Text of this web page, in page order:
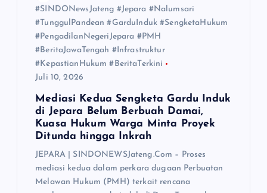
#SINDONewsJateng #Jepara #Nalumsari
#TunggulPandean #GarduInduk #SengketaHukum
#PengadilanNegeriJepara #PMH
#BeritaJawaTengah #Infrastruktur
#KepastianHukum #BeritaTerkini
Juli 10, 2026
Mediasi Kedua Sengketa Gardu Induk
di Jepara Belum Berbuah Damai,
Kuasa Hukum Warga Minta Proyek
Ditunda hingga Inkrah
JEPARA | SINDONEWSJateng.Com – Proses
mediasi kedua dalam perkara dugaan Perbuatan
Melawan Hukum (PMH) terkait rencana